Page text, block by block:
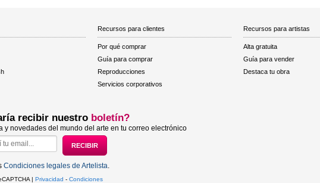
Recursos para clientes
Por qué comprar
Guía para comprar
Reproducciones
Servicios corporativos
Recursos para artistas
Alta gratuita
Guía para vender
Destaca tu obra
recibir nuestro boletín?
y novedades del mundo del arte en tu correo electrónico
Condiciones legales de Artelista
| Privacidad - Condiciones